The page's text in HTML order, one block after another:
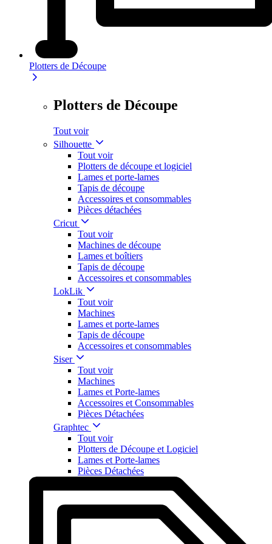
Plotters de Découpe
Plotters de Découpe
Tout voir
Silhouette
Tout voir
Plotters de découpe et logiciel
Lames et porte-lames
Tapis de découpe
Accessoires et consommables
Pièces détachées
Cricut
Tout voir
Machines de découpe
Lames et boîtiers
Tapis de découpe
Accessoires et consommables
LokLik
Tout voir
Machines
Lames et porte-lames
Tapis de découpe
Accessoires et consommables
Siser
Tout voir
Machines
Lames et Porte-lames
Accessoires et Consommables
Pièces Détachées
Graphtec
Tout voir
Plotters de Découpe et Logiciel
Lames et Porte-lames
Pièces Détachées